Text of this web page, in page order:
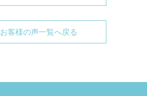
お客様の声一覧へ戻る